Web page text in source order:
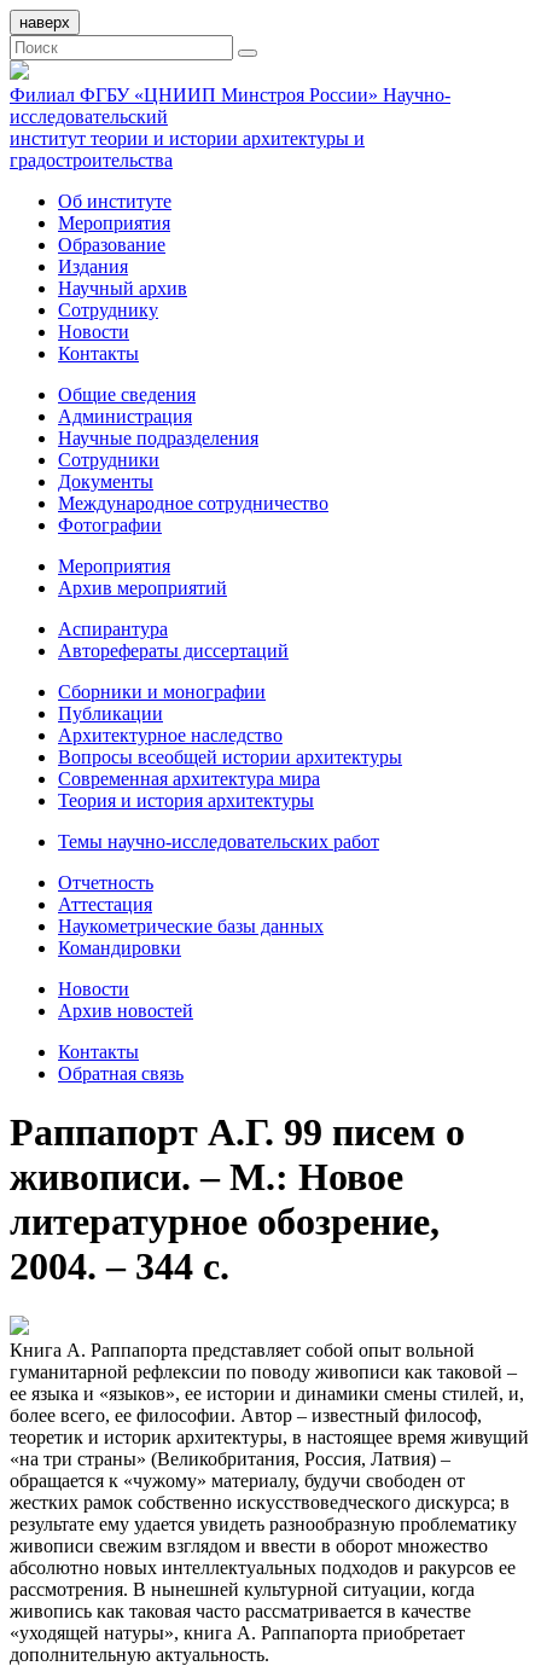
наверх
Филиал ФГБУ «ЦНИИП Минстроя России» Научно-
исследовательский
институт теории и истории архитектуры и
градостроительства
Об институте
Мероприятия
Образование
Издания
Научный архив
Сотруднику
Новости
Контакты
Общие сведения
Администрация
Научные подразделения
Сотрудники
Документы
Международное сотрудничество
Фотографии
Мероприятия
Архив мероприятий
Аспирантура
Авторефераты диссертаций
Сборники и монографии
Публикации
Архитектурное наследство
Вопросы всеобщей истории архитектуры
Современная архитектура мира
Теория и история архитектуры
Темы научно-исследовательских работ
Отчетность
Аттестация
Наукометрические базы данных
Командировки
Новости
Архив новостей
Контакты
Обратная связь
Раппапорт А.Г. 99 писем о
живописи. – М.: Новое
литературное обозрение,
2004. – 344 с.
Книга А. Раппапорта представляет собой опыт вольной
гуманитарной рефлексии по поводу живописи как таковой –
ее языка и «языков», ее истории и динамики смены стилей, и,
более всего, ее философии. Автор – известный философ,
теоретик и историк архитектуры, в настоящее время живущий
«на три страны» (Великобритания, Россия, Латвия) –
обращается к «чужому» материалу, будучи свободен от
жестких рамок собственно искусствоведческого дискурса; в
результате ему удается увидеть разнообразную проблематику
живописи свежим взглядом и ввести в оборот множество
абсолютно новых интеллектуальных подходов и ракурсов ее
рассмотрения. В нынешней культурной ситуации, когда
живопись как таковая часто рассматривается в качестве
«уходящей натуры», книга А. Раппапорта приобретает
дополнительную актуальность.